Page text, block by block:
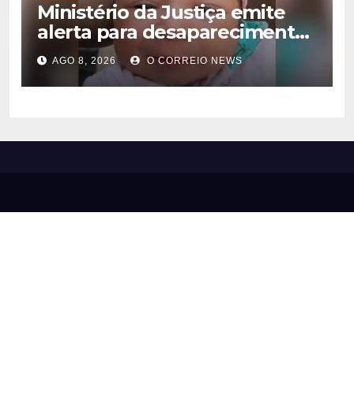
Ministério da Justiça emite
alerta para desaparecimento
de bebê de 28 dias em MS;
polícia apura suposto
sequestro
AGO 8, 2026 O CORREIO NEWS